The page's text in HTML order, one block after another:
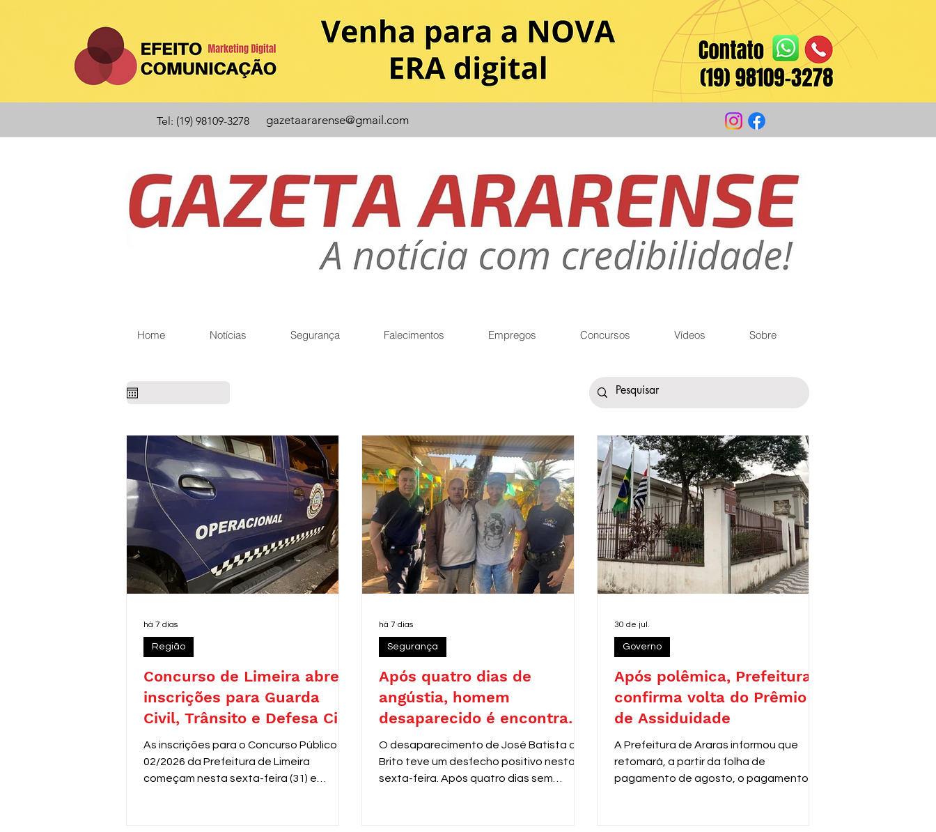
Tel: (19) 98109-3278 gazetaararense@gmail.com
Home Notícias Segurança Falecimentos Empregos Concursos Vídeos Sobre
Concurso de Limeira abre
inscrições para Guarda
Civil, Trânsito e Defesa Civil
com 30 vagas imediatas
As inscrições para o Concurso Público nº
02/2026 da Prefeitura de Limeira
começam nesta sexta-feira (31) e
Região
há 7 dias
Após quatro dias de
angústia, homem
desaparecido é encontrado
em Araras
O desaparecimento de José Batista de
Brito teve um desfecho positivo nesta
sexta-feira. Após quatro dias sem
Segurança
há 7 dias
Após polêmica, Prefeitura
confirma volta do Prêmio
de Assiduidade
A Prefeitura de Araras informou que
retomará, a partir da folha de
pagamento de agosto, o pagamento do
Governo
30 de jul.